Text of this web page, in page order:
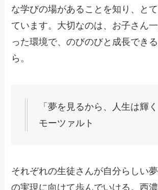
な学びの場があることを知り、と
ています。大切なのは、お子さん
った環境で、のびのびと成長でき
ら。
「夢を見るから、人生は輝く
モーツァルト
それぞれの生徒さんが自分らしい
の実現に向けて歩んでいける。西